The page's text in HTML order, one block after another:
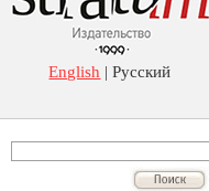
English | Русский